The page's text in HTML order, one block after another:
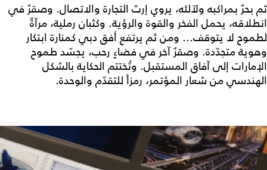
ثم بحرٌ بمراكبه ولآلئه، يروي إرث التجارة والاتصال. وصقرٌ في
انطلاقه، يحمل الفخر والقوة والرؤية. وكثبان رملية، مرآةٌ
لطموح لا يتوقف... ومن ثم يرتفع أفق دبي كمنارة ابتكار
وهوية متجدّدة. وصقرٌ آخر في فضاءٍ رحب، يجسّد طموح
الإمارات إلى آفاق المستقبل. وتُختتم الحكاية بالشكل
الهندسي من شعار المؤتمر، رمزاً للتقدّم والوحدة.